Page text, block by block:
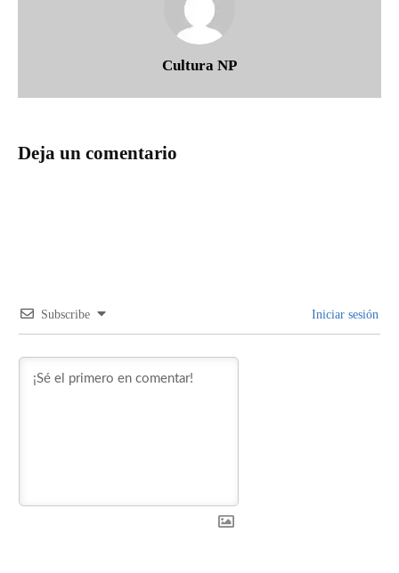
Cultura NP
Deja un comentario
Subscribe Iniciar sesión